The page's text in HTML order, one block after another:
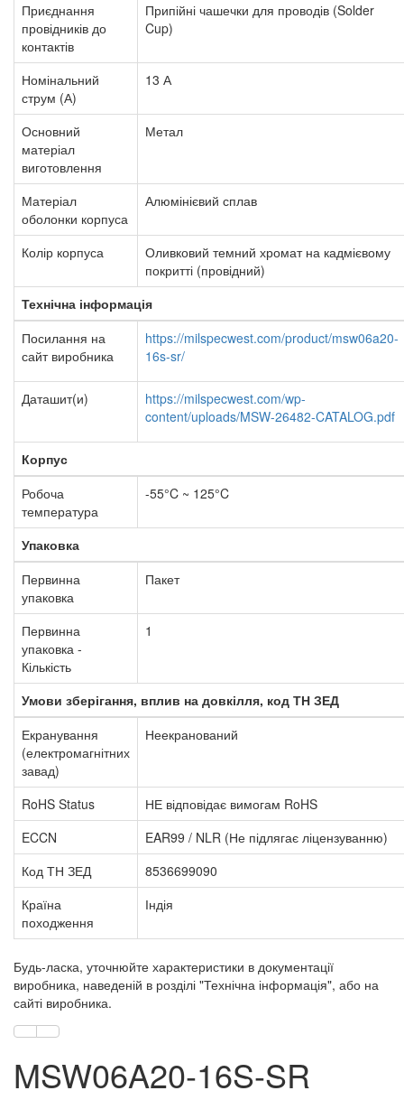
Приєднання
провідників до
контактів
Припійні чашечки для проводів (Solder
Cup)
Номінальний
струм (А)
13 А
Основний
матеріал
виготовлення
Метал
Матеріал
оболонки корпуса
Алюмінієвий сплав
Колір корпуса Оливковий темний хромат на кадмієвому
покритті (провідний)
Технічна інформація
Посилання на
сайт виробника
https://milspecwest.com/product/msw06a20-
16s-sr/
Даташит(и)
https://milspecwest.com/wp-
content/uploads/MSW-26482-CATALOG.pdf
Корпус
Робоча
температура
-55°C ~ 125°C
Упаковка
Первинна
упаковка
Пакет
Первинна
упаковка -
Кількість
1
Умови зберігання, вплив на довкілля, код ТН ЗЕД
Екранування
(електромагнітних
завад)
Неекранований
RoHS Status
НЕ відповідає вимогам RoHS
ECCN
EAR99 / NLR (Не підлягає ліцензуванню)
Код ТН ЗЕД
8536699090
Країна
походження
Індія
Будь-ласка, уточнюйте характеристики в документації
виробника, наведеній в розділі "Технічна інформація", або на
сайті виробника.
MSW06A20-16S-SR